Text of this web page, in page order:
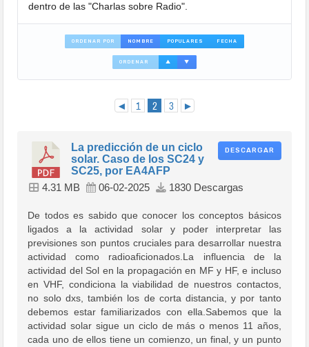
dentro de las "Charlas sobre Radio".
ORDENAR POR NOMBRE POPULARES FECHA
ORDENAR ▲ ▼
◄ 1 2 3 ►
DESCARGAR
La predicción de un ciclo
solar. Caso de los SC24 y
SC25, por EA4AFP
4.31 MB 06-02-2025 1830 Descargas
De todos es sabido que conocer los conceptos básicos
ligados a la actividad solar y poder interpretar las
previsiones son puntos cruciales para desarrollar nuestra
actividad como radioaficionados.La influencia de la
actividad del Sol en la propagación en MF y HF, e incluso
en VHF, condiciona la viabilidad de nuestros contactos,
no solo dxs, también los de corta distancia, y por tanto
debemos estar familiarizados con ella.Sabemos que la
actividad solar sigue un ciclo de más o menos 11 años,
cada uno de ellos tiene un comienzo, un final, y un punto